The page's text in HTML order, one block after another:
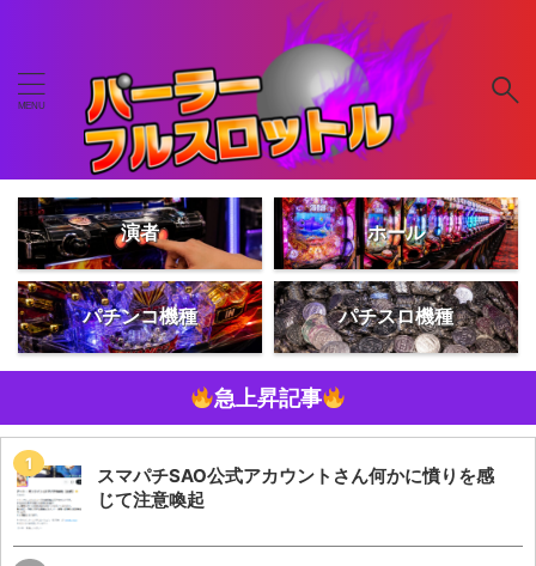
演者 ホール
パチンコ機種 パチスロ機種
急上昇記事
スマパチSAO公式アカウントさん何かに憤りを感
じて注意喚起